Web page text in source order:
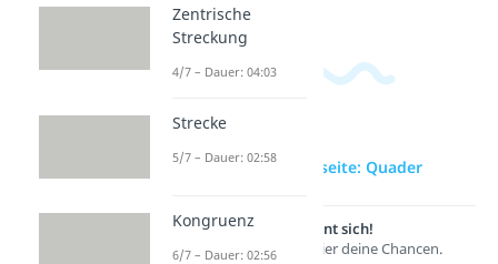
zur Videoseite: Quader
Lernen lohnt sich!
Entdecke hier deine Chancen.
Zentrische
Streckung
4/7 – Dauer: 04:03
Strecke
5/7 – Dauer: 02:58
Kongruenz
6/7 – Dauer: 02:56